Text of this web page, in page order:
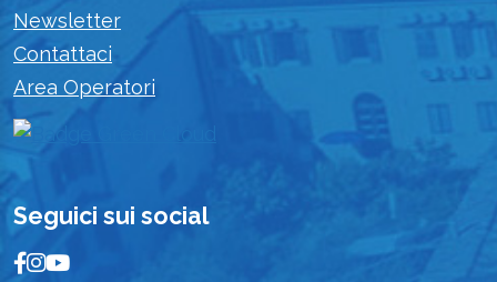
Newsletter
Contattaci
Area Operatori
Seguici sui social